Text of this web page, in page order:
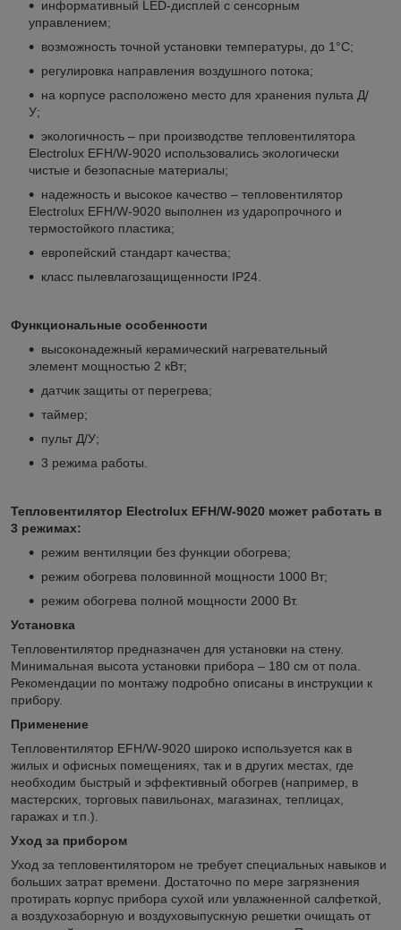
информативный LED-дисплей с сенсорным
управлением;
возможность точной установки температуры, до 1°С;
регулировка направления воздушного потока;
на корпусе расположено место для хранения пульта Д/
У;
экологичность – при производстве тепловентилятора
Electrolux EFH/W-9020 использовались экологически
чистые и безопасные материалы;
надежность и высокое качество – тепловентилятор
Electrolux EFH/W-9020 выполнен из ударопрочного и
термостойкого пластика;
европейский стандарт качества;
класс пылевлагозащищенности IP24.
Функциональные особенности
высоконадежный керамический нагревательный
элемент мощностью 2 кВт;
датчик защиты от перегрева;
таймер;
пульт Д/У;
3 режима работы.
Тепловентилятор Electrolux EFH/W-9020 может работать в
3 режимах:
режим вентиляции без функции обогрева;
режим обогрева половинной мощности 1000 Вт;
режим обогрева полной мощности 2000 Вт.
Установка
Тепловентилятор предназначен для установки на стену.
Минимальная высота установки прибора – 180 см от пола.
Рекомендации по монтажу подробно описаны в инструкции к
прибору.
Применение
Тепловентилятор EFH/W-9020 широко используется как в
жилых и офисных помещениях, так и в других местах, где
необходим быстрый и эффективный обогрев (например, в
мастерских, торговых павильонах, магазинах, теплицах,
гаражах и т.п.).
Уход за прибором
Уход за тепловентилятором не требует специальных навыков и
больших затрат времени. Достаточно по мере загрязнения
протирать корпус прибора сухой или увлажненной салфеткой,
а воздухозаборную и воздуховыпускную решетки очищать от